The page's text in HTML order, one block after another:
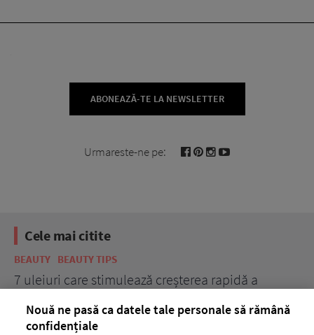
ABONEAZĂ-TE LA NEWSLETTER
Urmareste-ne pe:
Cele mai citite
BEAUTY BEAUTY TIPS
7 uleiuri care stimulează creșterea rapidă a
Nouă ne pasă ca datele tale personale să rămână
confidențiale